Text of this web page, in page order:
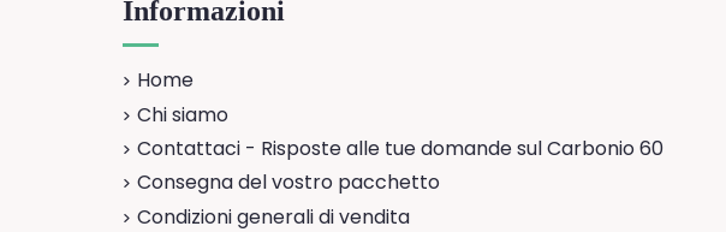
Informazioni
Home
Chi siamo
Contattaci - Risposte alle tue domande sul Carbonio 60
Consegna del vostro pacchetto
Condizioni generali di vendita